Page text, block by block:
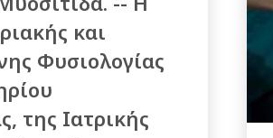
και
Φυσιολογίας
της Ιατρικής